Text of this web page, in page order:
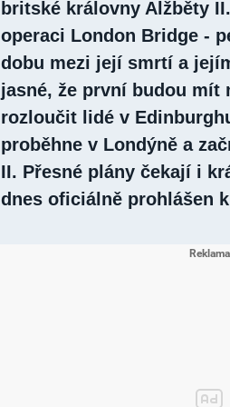
britské královny Alžběty
operaci London Bridge -
dobu mezi její smrtí a
jasné, že první budou mít
rozloučit lidé v
proběhne v Londýně a
II. Přesné plány čekají i
dnes oficiálně prohlášen